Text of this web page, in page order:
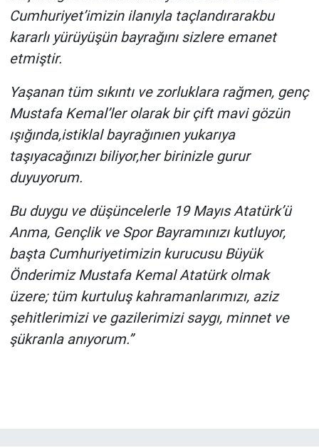
Cumhuriyet’imizin ilanıyla taçlandırarakbu
kararlı yürüyüşün bayrağını sizlere emanet
etmiştir.
Yaşanan tüm sıkıntı ve zorluklara rağmen, genç
Mustafa Kemal’ler olarak bir çift mavi gözün
ışığında,istiklal bayrağınıen yukarıya
taşıyacağınızı biliyor,her birinizle gurur
duyuyorum.
Bu duygu ve düşüncelerle 19 Mayıs Atatürk’ü
Anma, Gençlik ve Spor Bayramınızı kutluyor,
başta Cumhuriyetimizin kurucusu Büyük
Önderimiz Mustafa Kemal Atatürk olmak
üzere; tüm kurtuluş kahramanlarımızı, aziz
şehitlerimizi ve gazilerimizi saygı, minnet ve
şükranla anıyorum.”